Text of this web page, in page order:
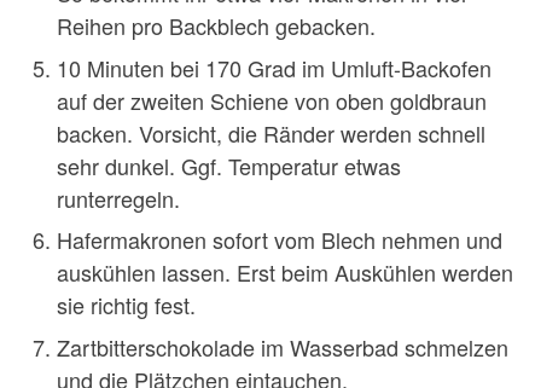
Reihen pro Backblech gebacken.
10 Minuten bei 170 Grad im Umluft-Backofen
auf der zweiten Schiene von oben goldbraun
backen. Vorsicht, die Ränder werden schnell
sehr dunkel. Ggf. Temperatur etwas
runterregeln.
Hafermakronen sofort vom Blech nehmen und
auskühlen lassen. Erst beim Auskühlen werden
sie richtig fest.
Zartbitterschokolade im Wasserbad schmelzen
und die Plätzchen eintauchen.